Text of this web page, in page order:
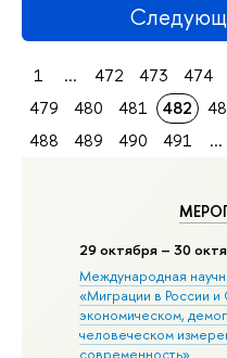
29 октября – 30
Международная
«Миграции в Росcии
экономическом,
человеческом
современность»
1 ... 472 473 474
479
480 481 482
488
489 490 491 ...